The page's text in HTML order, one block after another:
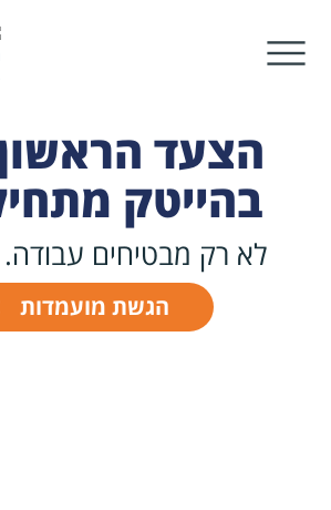
הצעד
בהייטק
לא רק מבטיחים עבודה.
הגשת מועמדות